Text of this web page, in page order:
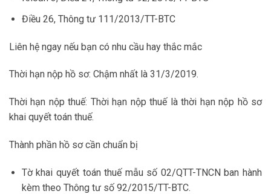
Điều 26, Thông tư 111/2013/TT-BTC
Liên hệ ngay nếu bạn có nhu cầu hay thắc mắc
Thời hạn nộp hồ sơ: Chậm nhất là 31/3/2019.
Thời hạn nộp thuế: Thời hạn nộp thuế là thời hạn nộp hồ sơ
khai quyết toán thuế.
Thành phần hồ sơ cần chuẩn bị
Tờ khai quyết toán thuế mẫu số 02/QTT-TNCN ban hành
kèm theo Thông tư số 92/2015/TT-BTC.